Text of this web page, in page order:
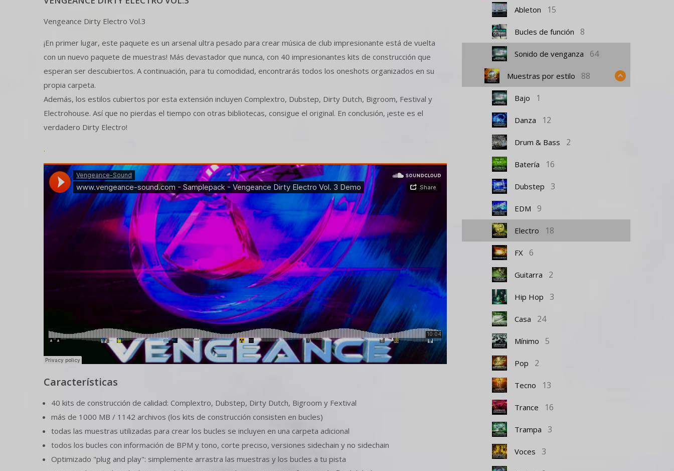
Vengeance Dirty Electro Vol.3
¡En primer lugar, este paquete es un arsenal ultra pesado para crear música de club impresionante está de vuelta
con un nuevo paquete de muestras! Más devastador que nunca, con 40 impresionantes kits de construcción que
esperan ser descubiertos. A continuación, para tu comodidad, encontrarás todos los oneshots organizados en su
propia carpeta.
Además, los estilos cubiertos por esta extensión incluyen Complextro, Dubstep, Dirty Dutch, Bigroom, Festival y
Electrohouse. Así que no pierdas el tiempo con otras bibliotecas, consigue el original. En conclusión, ¡este es el
verdadero Dirty Electro!
.
Características
40 kits de construcción de calidad: Complextro, Dubstep, Dirty Dutch, Bigroom y Fextival
más de 1000 MB / 1142 archivos (los kits de construcción consisten en bucles)
todas las muestras utilizadas para crear los bucles se incluyen en una carpeta adicional
todos los bucles con información de BPM y tono, corte preciso, versiones sidechain y no sidechain
Optimizado "plug and play": simplemente arrastra las muestras y los bucles a tu pista
Ableton 15
Bucles de función 8
Sonido de venganza 64
Muestras por estilo 88
Bajo 1
Danza 12
Drum & Bass 2
Batería 16
Dubstep 3
EDM 9
Electro 18
FX 6
Guitarra 2
Hip Hop 3
Casa 24
Mínimo 5
Pop 2
Tecno 13
Trance 16
Trampa 3
Voces 3